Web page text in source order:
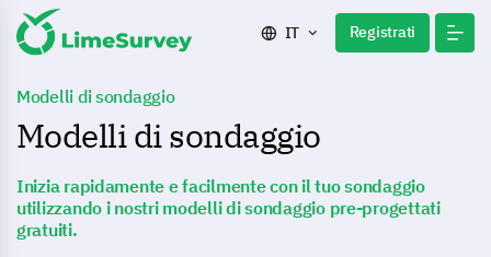
IT Registrati
Modelli di sondaggio
Modelli di sondaggio
Inizia rapidamente e facilmente con il tuo sondaggio
utilizzando i nostri modelli di sondaggio pre-progettati
gratuiti.